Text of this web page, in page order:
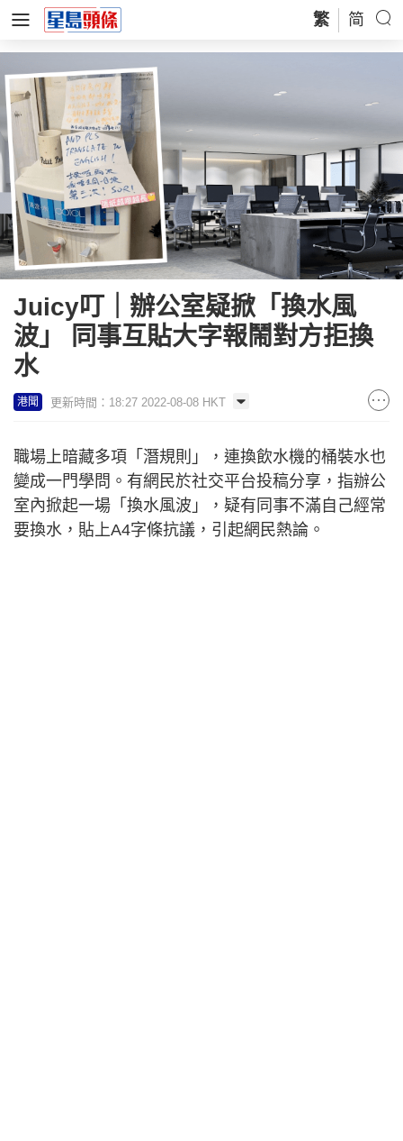
繁 简
Juicy叮｜辦公室疑掀「換水風
波」 同事互貼大字報鬧對方拒換
水
港聞 更新時間：18:27 2022-08-08 HKT
職場上暗藏多項「潛規則」，連換飲水機的桶裝水也
變成一門學問。有網民於社交平台投稿分享，指辦公
室內掀起一場「換水風波」，疑有同事不滿自己經常
要換水，貼上A4字條抗議，引起網民熱論。